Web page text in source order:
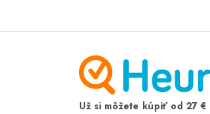
Už si môžete kúpiť od 27 €